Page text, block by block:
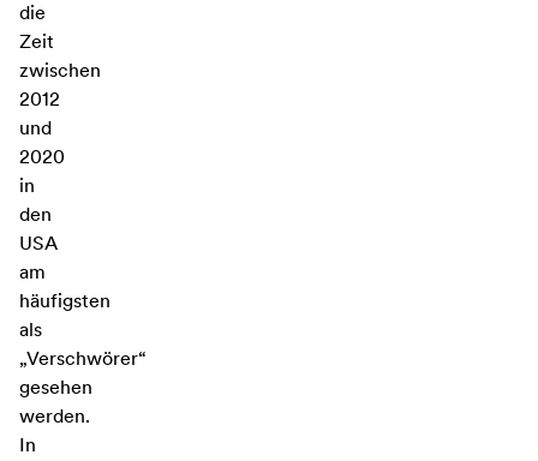
die
Zeit
zwischen
2012
und
2020
in
den
USA
am
häufigsten
als
„Verschwörer“
gesehen
werden.
In